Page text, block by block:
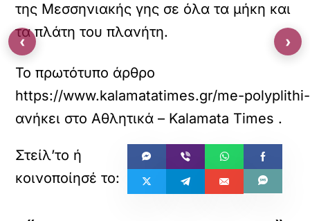
της Μεσσηνιακής γης σε όλα τα μήκη και
τα πλάτη του πλανήτη.
Το πρωτότυπο άρθρο
https://www.kalamatatimes.gr/me-
ανήκει στοΑθλητικά – Kalamata Times .
‹ ›